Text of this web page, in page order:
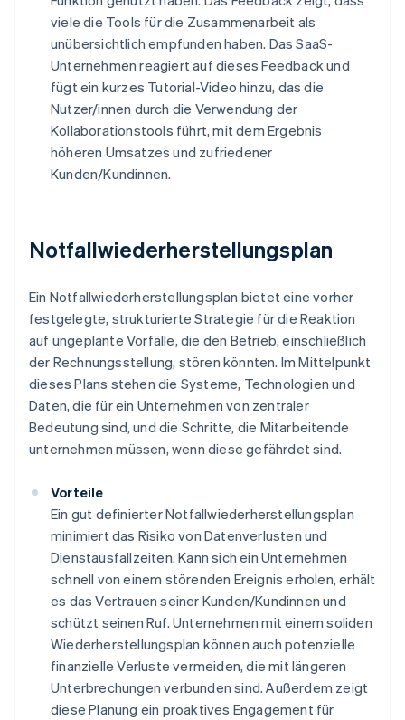
viele die Tools für die Zusammenarbeit als
unübersichtlich empfunden haben. Das SaaS-
Unternehmen reagiert auf dieses Feedback und
fügt ein kurzes Tutorial-Video hinzu, das die
Nutzer/innen durch die Verwendung der
Kollaborationstools führt, mit dem Ergebnis
höheren Umsatzes und zufriedener
Kunden/Kundinnen.
Notfallwiederherstellungsplan
Ein Notfallwiederherstellungsplan bietet eine vorher
festgelegte, strukturierte Strategie für die Reaktion
auf ungeplante Vorfälle, die den Betrieb, einschließlich
der Rechnungsstellung, stören könnten. Im Mittelpunkt
dieses Plans stehen die Systeme, Technologien und
Daten, die für ein Unternehmen von zentraler
Bedeutung sind, und die Schritte, die Mitarbeitende
unternehmen müssen, wenn diese gefährdet sind.
Vorteile
Ein gut definierter Notfallwiederherstellungsplan
minimiert das Risiko von Datenverlusten und
Dienstausfallzeiten. Kann sich ein Unternehmen
schnell von einem störenden Ereignis erholen, erhält
es das Vertrauen seiner Kunden/Kundinnen und
schützt seinen Ruf. Unternehmen mit einem soliden
Wiederherstellungsplan können auch potenzielle
finanzielle Verluste vermeiden, die mit längeren
Unterbrechungen verbunden sind. Außerdem zeigt
diese Planung ein proaktives Engagement für